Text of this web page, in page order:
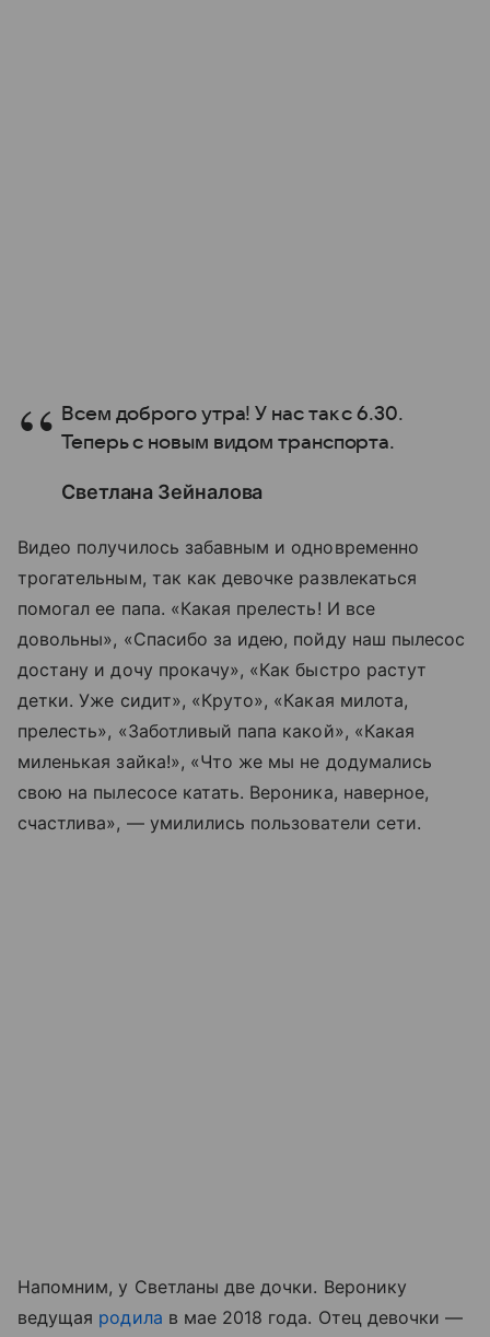
Всем доброго утра! У нас так с 6.30.
Теперь с новым видом транспорта.
Светлана Зейналова
Видео получилось забавным и одновременно
трогательным, так как девочке развлекаться
помогал ее папа. «Какая прелесть! И все
довольны», «Спасибо за идею, пойду наш пылесос
достану и дочу прокачу», «Как быстро растут
детки. Уже сидит», «Круто», «Какая милота,
прелесть», «Заботливый папа какой», «Какая
миленькая зайка!», «Что же мы не додумались
свою на пылесосе катать. Вероника, наверное,
счастлива», — умилились пользователи сети.
Напомним, у Светланы две дочки. Веронику
ведущая родила в мае 2018 года. Отец девочки —